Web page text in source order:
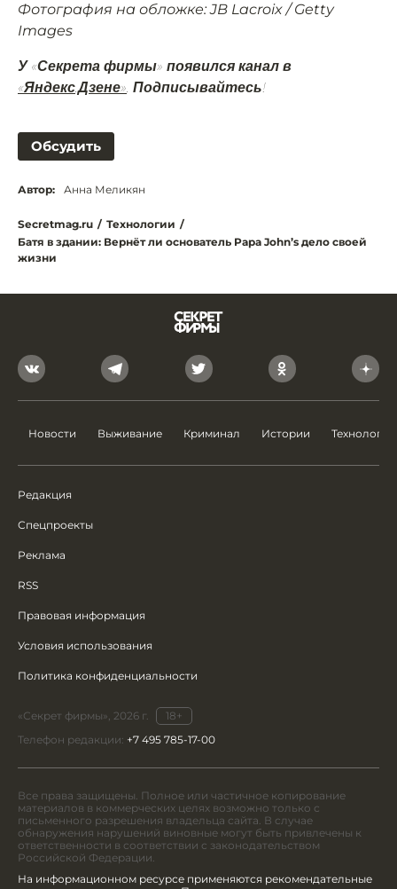
Фотография на обложке: JB Lacroix / Getty
Images
У «Секрета фирмы» появился канал в
«Яндекс.Дзене». Подписывайтесь!
Обсудить
Автор: Анна Меликян
Secretmag.ru / Технологии /
Батя в здании: Вернёт ли основатель Papa John’s дело своей
жизни
Новости Выживание Криминал Истории Технологии
Редакция
Спецпроекты
Реклама
RSS
Правовая информация
Условия использования
Политика конфиденциальности
«Секрет фирмы», 2026 г.
18+
Телефон редакции: +7 495 785-17-00
Все права защищены. Полное или частичное копирование
материалов в коммерческих целях возможно только с
письменного разрешения владельца сайта. В случае
обнаружения нарушений виновные могут быть привлечены к
ответственности в соответствии с законодательством
Российской Федерации.
На информационном ресурсе применяются рекомендательные